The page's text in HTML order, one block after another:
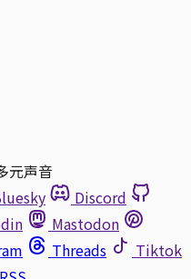
元声音
Discord
Mastodon
Threads
Tiktok